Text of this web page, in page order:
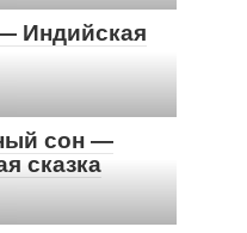
Индийская
сон —
сказка